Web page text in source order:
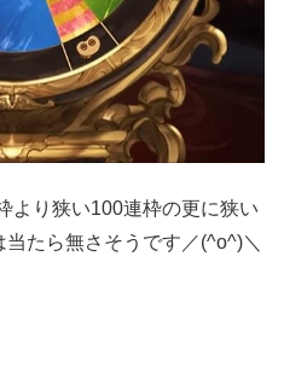
より狭い100連枠の更に狭い
たら無さそうです／(^o^)＼